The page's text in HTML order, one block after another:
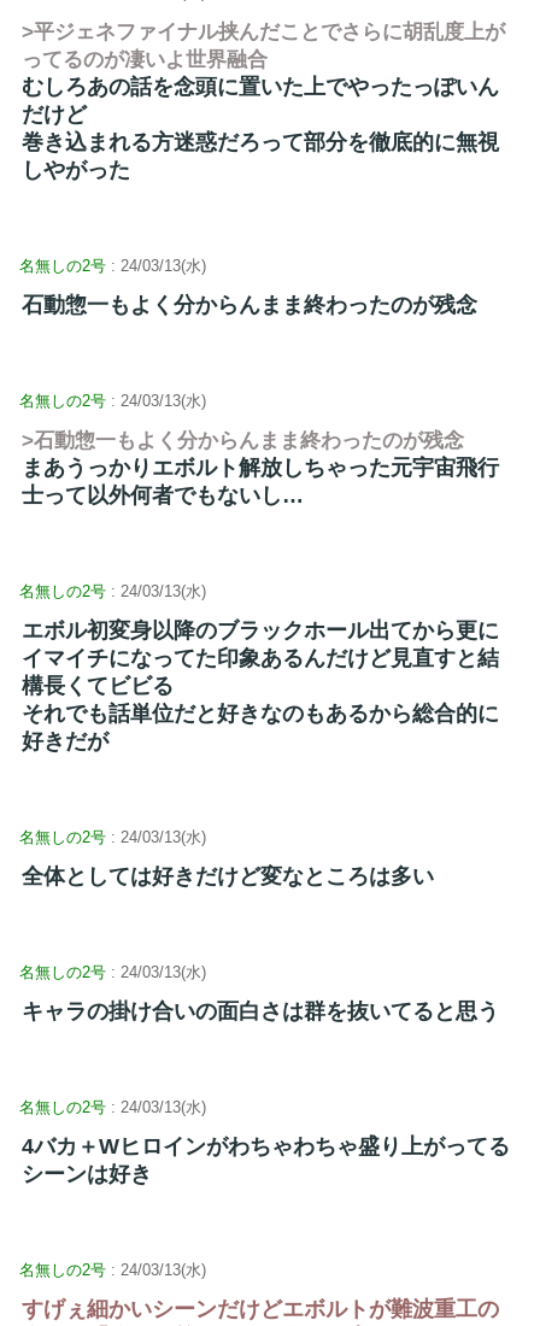
>平ジェネファイナル挟んだことでさらに胡乱度上が
ってるのが凄いよ世界融合
むしろあの話を念頭に置いた上でやったっぽいん
だけど
巻き込まれる方迷惑だろって部分を徹底的に無視
しやがった
名無しの2号 : 24/03/13(水)
石動惣一もよく分からんまま終わったのが残念
名無しの2号 : 24/03/13(水)
>石動惣一もよく分からんまま終わったのが残念
まあうっかりエボルト解放しちゃった元宇宙飛行
士って以外何者でもないし…
名無しの2号 : 24/03/13(水)
エボル初変身以降のブラックホール出てから更に
イマイチになってた印象あるんだけど見直すと結
構長くてビビる
それでも話単位だと好きなのもあるから総合的に
好きだが
名無しの2号 : 24/03/13(水)
全体としては好きだけど変なところは多い
名無しの2号 : 24/03/13(水)
キャラの掛け合いの面白さは群を抜いてると思う
名無しの2号 : 24/03/13(水)
4バカ＋Wヒロインがわちゃわちゃ盛り上がってる
シーンは好き
名無しの2号 : 24/03/13(水)
すげぇ細かいシーンだけどエボルトが難波重工の